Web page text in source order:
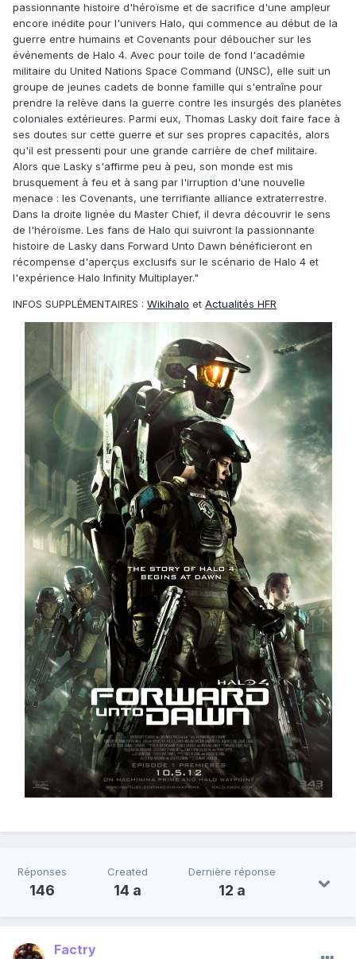
passionnante histoire d'héroïsme et de sacrifice d'une ampleur
encore inédite pour l'univers Halo, qui commence au début de la
guerre entre humains et Covenants pour déboucher sur les
événements de Halo 4. Avec pour toile de fond l'académie
militaire du United Nations Space Command (UNSC), elle suit un
groupe de jeunes cadets de bonne famille qui s'entraîne pour
prendre la relève dans la guerre contre les insurgés des planètes
coloniales extérieures. Parmi eux, Thomas Lasky doit faire face à
ses doutes sur cette guerre et sur ses propres capacités, alors
qu'il est pressenti pour une grande carrière de chef militaire.
Alors que Lasky s'affirme peu à peu, son monde est mis
brusquement à feu et à sang par l'irruption d'une nouvelle
menace : les Covenants, une terrifiante alliance extraterrestre.
Dans la droite lignée du Master Chief, il devra découvrir le sens
de l'héroïsme. Les fans de Halo qui suivront la passionnante
histoire de Lasky dans Forward Unto Dawn bénéficieront en
récompense d'aperçus exclusifs sur le scénario de Halo 4 et
l'expérience Halo Infinity Multiplayer."
INFOS SUPPLÉMENTAIRES : Wikihalo et Actualités HFR
Réponses
146
Created
14 a
Dernière réponse
12 a
Factry